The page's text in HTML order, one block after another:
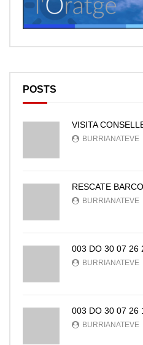
POSTS
VISITA
BURRIANATEVE
RESCATE
BURRIANATEVE
003 DO 30 07 26
BURRIANATEVE
003 DO 30 07 26
BURRIANATEVE